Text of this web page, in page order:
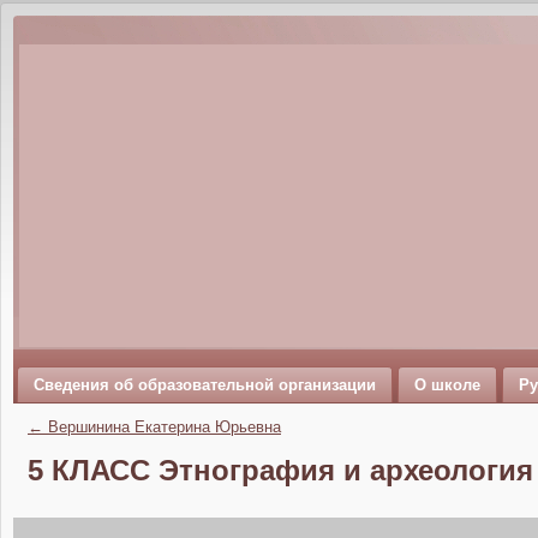
Сведения об образовательной организации О школе
← Вершинина Екатерина Юрьевна
5 КЛАСС Этнография и